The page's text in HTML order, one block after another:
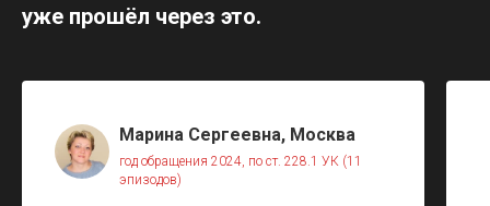
уже прошёл через это.
Марина Сергеевна, Москва
год обращения 2024, по ст. 228.1 УК (11
эпизодов)